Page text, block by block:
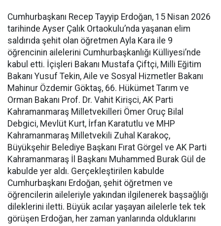
Cumhurbaşkanı Recep Tayyip Erdoğan, 15 Nisan 2026
tarihinde Ayser Çalık Ortaokulu’nda yaşanan elim
saldırıda şehit olan öğretmen Ayla Kara ile 9
öğrencinin ailelerini Cumhurbaşkanlığı Külliyesi’nde
kabul etti. İçişleri Bakanı Mustafa Çiftçi, Milli Eğitim
Bakanı Yusuf Tekin, Aile ve Sosyal Hizmetler Bakanı
Mahinur Özdemir Göktaş, 66. Hükümet Tarım ve
Orman Bakanı Prof. Dr. Vahit Kirişci, AK Parti
Kahramanmaraş Milletvekilleri Ömer Oruç Bilal
Debgici, Mevlüt Kurt, İrfan Karatutlu ve MHP
Kahramanmaraş Milletvekili Zuhal Karakoç,
Büyükşehir Belediye Başkanı Fırat Görgel ve AK Parti
Kahramanmaraş İl Başkanı Muhammed Burak Gül de
kabulde yer aldı. Gerçekleştirilen kabulde
Cumhurbaşkanı Erdoğan, şehit öğretmen ve
öğrencilerin aileleriyle yakından ilgilenerek başsağlığı
dileklerini iletti. Büyük acılar yaşayan ailelerle tek tek
görüşen Erdoğan, her zaman yanlarında olduklarını